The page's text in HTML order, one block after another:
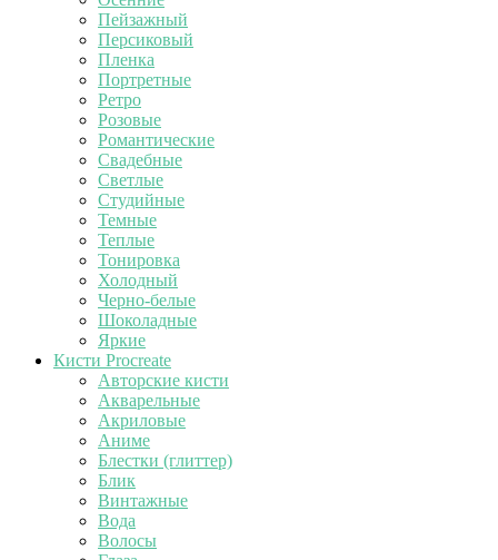
Пейзажный
Персиковый
Пленка
Портретные
Ретро
Розовые
Романтические
Свадебные
Светлые
Студийные
Темные
Теплые
Тонировка
Холодный
Черно-белые
Шоколадные
Яркие
Кисти Procreate
Авторские кисти
Акварельные
Акриловые
Аниме
Блестки (глиттер)
Блик
Винтажные
Вода
Волосы